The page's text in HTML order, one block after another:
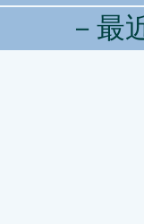
－最